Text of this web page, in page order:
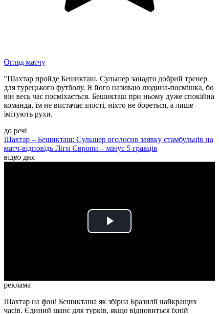
Огляд матчу
"Шахтар пройде Бешикташ. Сульшер занадто добрий тренер
для турецького футболу. Я його називаю людина-посмішка, бо
він весь час посміхається. Бешикташ при ньому дуже спокійна
команда, їм не вистачає злості, ніхто не бореться, а лише
імітують рухи.
до речі
Шахтар – Бешикташ: Сульшер оголосив заявку стамбульців на
матч-відповідь Ліги Європи – мінус 5 гравців
відео дня
Play
реклама
Шахтар на фоні Бешикташа як збірна Бразилії найкращих
часів. Єдиний шанс для турків, якщо відновиться їхній